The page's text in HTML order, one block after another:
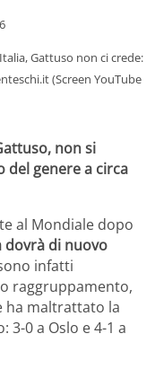
Gattuso non ci crede:
(Screen YouTube
non si
genere a circa
al Mondiale dopo
dovrà di nuovo
infatti
raggruppamento,
ha maltrattato la
3-0 a Oslo e 4-1 a